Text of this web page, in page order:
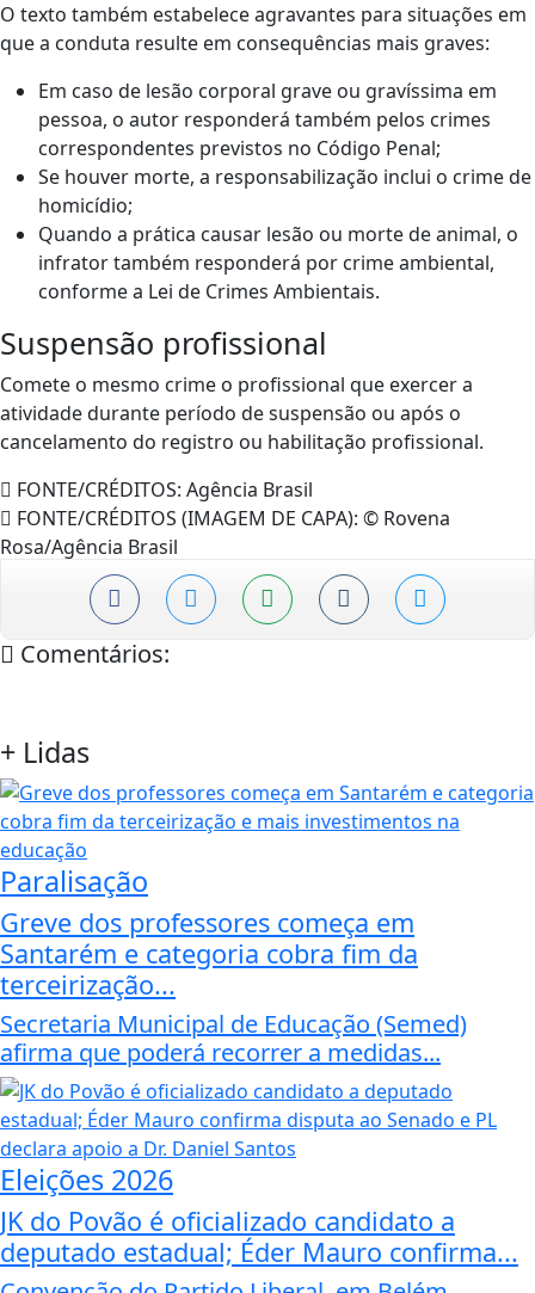
O texto também estabelece agravantes para situações em
que a conduta resulte em consequências mais graves:
Em caso de lesão corporal grave ou gravíssima em
pessoa, o autor responderá também pelos crimes
correspondentes previstos no Código Penal;
Se houver morte, a responsabilização inclui o crime de
homicídio;
Quando a prática causar lesão ou morte de animal, o
infrator também responderá por crime ambiental,
conforme a Lei de Crimes Ambientais.
Suspensão profissional
Comete o mesmo crime o profissional que exercer a
atividade durante período de suspensão ou após o
cancelamento do registro ou habilitação profissional.
FONTE/CRÉDITOS: Agência Brasil
FONTE/CRÉDITOS (IMAGEM DE CAPA): © Rovena
Rosa/Agência Brasil
Comentários:
+ Lidas
Paralisação
Greve dos professores começa em
Santarém e categoria cobra fim da
terceirização...
Secretaria Municipal de Educação (Semed)
afirma que poderá recorrer a medidas...
Eleições 2026
JK do Povão é oficializado candidato a
deputado estadual; Éder Mauro confirma...